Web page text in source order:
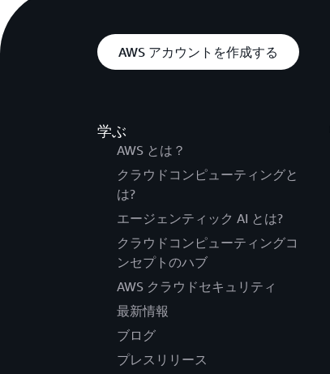
AWS アカウントを作成する
学ぶ
AWS とは？
クラウドコンピューティングと
は?
エージェンティック AI とは?
クラウドコンピューティングコ
ンセプトのハブ
AWS クラウドセキュリティ
最新情報
ブログ
プレスリリース